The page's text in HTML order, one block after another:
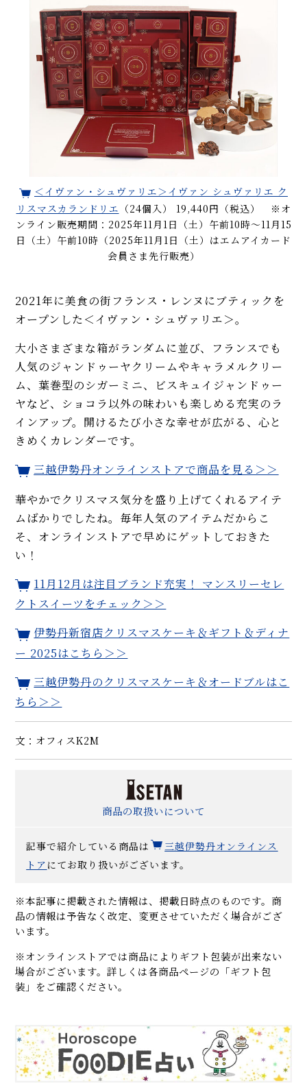
＜イヴァン・シュヴァリエ＞イヴァン シュヴァリエ ク
リスマスカランドリエ （24個入） 19,440円（税込） ※オ
ンライン販売期間：2025年11月1日（土）午前10時～11月15
日（土）午前10時（2025年11月1日（土）はエムアイカード
会員さま先行販売）
2021年に美食の街フランス・レンヌにブティックを
オープンした＜イヴァン・シュヴァリエ＞。
大小さまざまな箱がランダムに並び、フランスでも
人気のジャンドゥーヤクリームやキャラメルクリー
ム、葉巻型のシガーミニ、ビスキュイジャンドゥー
ヤなど、ショコラ以外の味わいも楽しめる充実のラ
インアップ。開けるたび小さな幸せが広がる、心と
きめくカレンダーです。
三越伊勢丹オンラインストアで商品を見る＞＞
華やかでクリスマス気分を盛り上げてくれるアイテ
ムばかりでしたね。毎年人気のアイテムだからこ
そ、オンラインストアで早めにゲットしておきた
い！
11月12月は注目ブランド充実！ マンスリーセレ
クトスイーツをチェック＞＞
伊勢丹新宿店クリスマスケーキ＆ギフト＆ディナ
ー 2025はこちら＞＞
三越伊勢丹のクリスマスケーキ＆オードブルはこ
ちら＞＞
文：オフィスK2M
商品の取扱いについて
記事で紹介している商品は
三越伊勢丹オンラインス
トア にてお取り扱いがございます。
※本記事に掲載された情報は、掲載日時点のものです。商
品の情報は予告なく改定、変更させていただく場合がござ
います。
※オンラインストアでは商品によりギフト包装が出来ない
場合がございます。詳しくは各商品ページの「ギフト包
装」をご確認ください。